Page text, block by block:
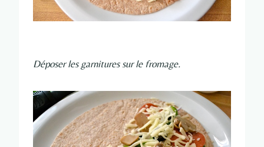
Déposer les garnitures sur le fromage.